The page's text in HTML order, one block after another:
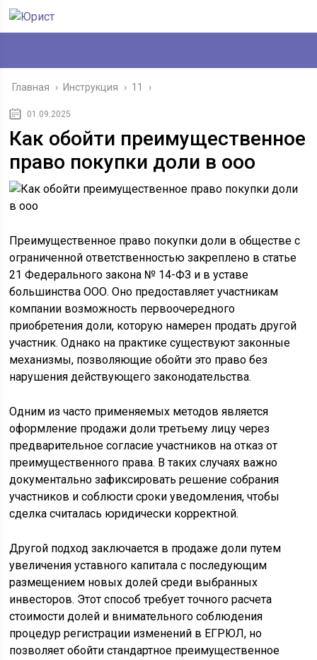
Главная › Инструкция › 11 ›
01.09.2025
Как обойти преимущественное
право покупки доли в ооо
Преимущественное право покупки доли в обществе с
ограниченной ответственностью закреплено в статье
21 Федерального закона № 14-ФЗ и в уставе
большинства ООО. Оно предоставляет участникам
компании возможность первоочередного
приобретения доли, которую намерен продать другой
участник. Однако на практике существуют законные
механизмы, позволяющие обойти это право без
нарушения действующего законодательства.
Одним из часто применяемых методов является
оформление продажи доли третьему лицу через
предварительное согласие участников на отказ от
преимущественного права. В таких случаях важно
документально зафиксировать решение собрания
участников и соблюсти сроки уведомления, чтобы
сделка считалась юридически корректной.
Другой подход заключается в продаже доли путем
увеличения уставного капитала с последующим
размещением новых долей среди выбранных
инвесторов. Этот способ требует точного расчета
стоимости долей и внимательного соблюдения
процедур регистрации изменений в ЕГРЮЛ, но
позволяет обойти стандартное преимущественное